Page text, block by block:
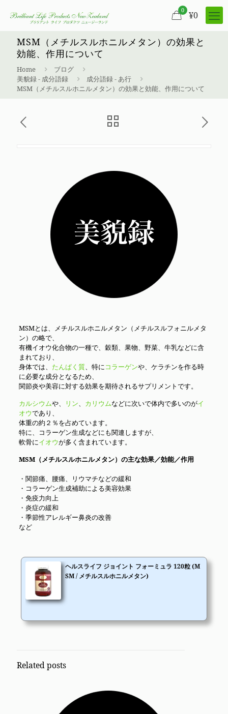
0 ¥0
MSM（メチルスルホニルメタン）の効果と
効能、作用について
Home
ブログ
美貌録 - 成分語録
成分語録 - あ行
MSM（メチルスルホニルメタン）の効果と効能、作用について
MSMとは、メチルスルホニルメタン（メチルスルフォニルメタ
ン）の略で、
有機イオウ化合物の一種で、穀類、果物、野菜、牛乳などに含
まれており、
身体では、 たんぱく質、特にコラーゲンや、ケラチンを作る時
に必要な成分となるため、
関節炎や美容に対する効果を期待されるサプリメントです。
カルシウムや、 リン、 カリウムなどに次いで体内で多いのがイ
オウであり、
体重の約２％を占めています。
特に、コラーゲン生成などにも関連しますが、
軟骨にイオウが多く含まれています。
MSM（メチルスルホニルメタン）の主な効果／効能／作用
・関節痛、腰痛、リウマチなどの緩和
・コラーゲン生成補助による美容効果
・免疫力向上
・炎症の緩和
・季節性アレルギー鼻炎の改善
など
ヘルスライフ ジョイント フォーミュラ 120粒 (M
SM / メチルスルホニルメタン)
Related posts